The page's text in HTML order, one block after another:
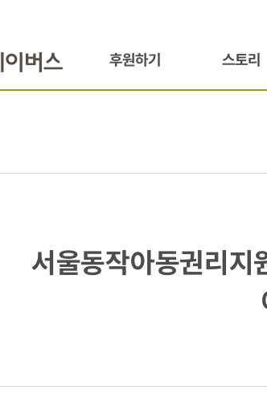
후원하기 스토리
서울동작아동권리지
야외활동
서울동작아동권리지